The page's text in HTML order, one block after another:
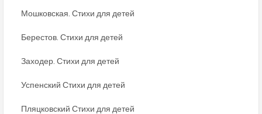
Мошковская. Стихи для детей
Берестов. Стихи для детей
Заходер. Стихи для детей
Успенский Стихи для детей
Пляцковский Стихи для детей